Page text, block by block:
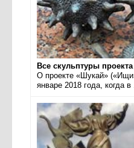
Все скульптуры
О проекте «Шукай»
январе 2018 года, когда в